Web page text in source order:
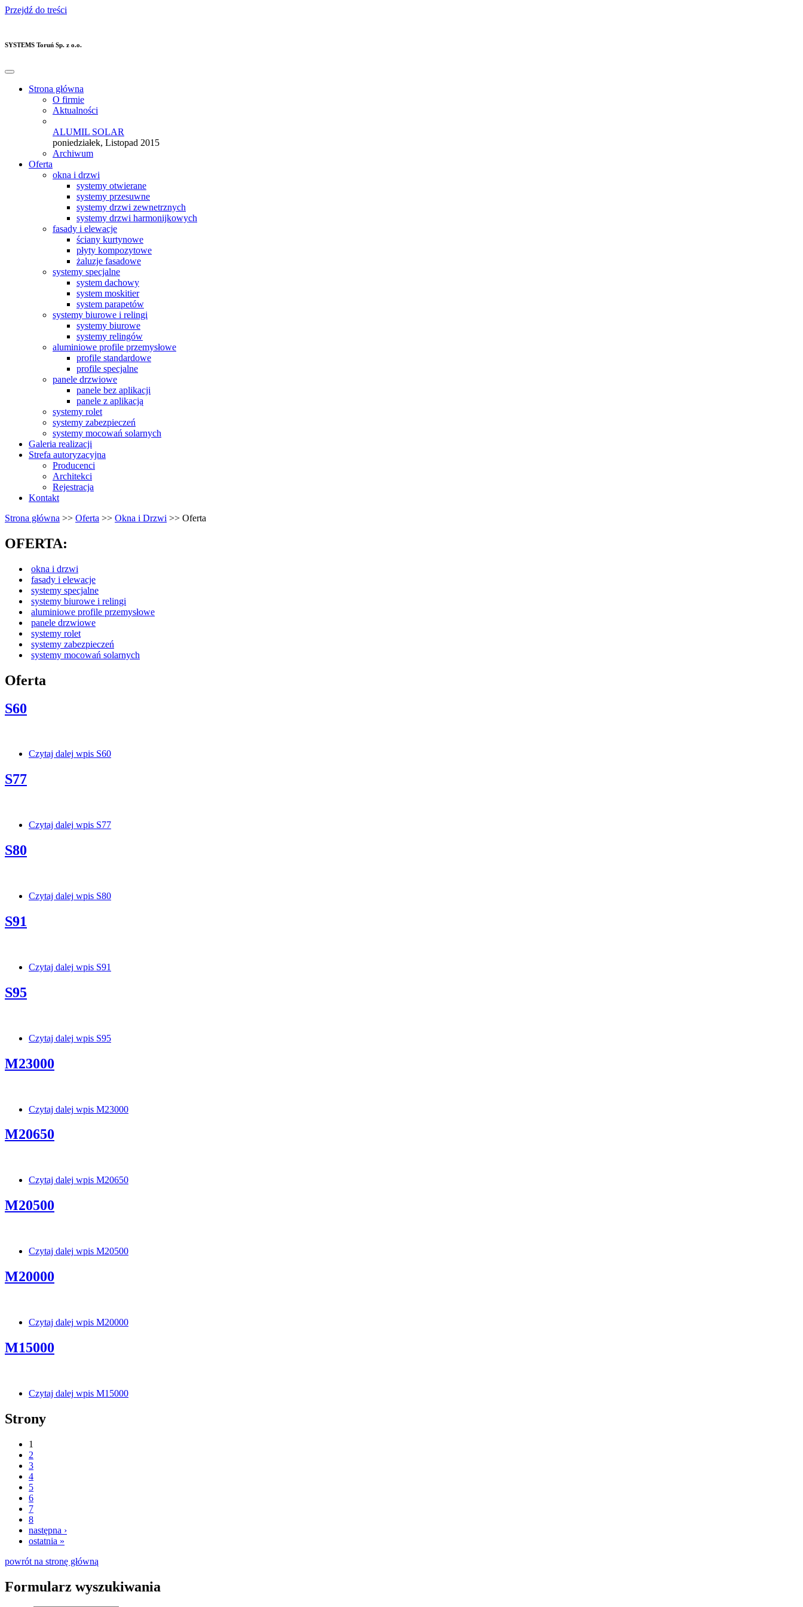
Przejdź do treści
SYSTEMS Toruń Sp. z o.o.
Strona główna
O firmie
Aktualności
ALUMIL SOLAR
poniedziałek, Listopad 2015
Archiwum
Oferta
okna i drzwi
systemy otwierane
systemy przesuwne
systemy drzwi zewnetrznych
systemy drzwi harmonijkowych
fasady i elewacje
ściany kurtynowe
płyty kompozytowe
żaluzje fasadowe
systemy specjalne
system dachowy
system moskitier
system parapetów
systemy biurowe i relingi
systemy biurowe
systemy relingów
aluminiowe profile przemysłowe
profile standardowe
profile specjalne
panele drzwiowe
panele bez aplikacji
panele z aplikacją
systemy rolet
systemy zabezpieczeń
systemy mocowań solarnych
Galeria realizacji
Strefa autoryzacyjna
Producenci
Architekci
Rejestracja
Kontakt
Strona główna >> Oferta >> Okna i Drzwi >> Oferta
OFERTA:
okna i drzwi
fasady i elewacje
systemy specjalne
systemy biurowe i relingi
aluminiowe profile przemysłowe
panele drzwiowe
systemy rolet
systemy zabezpieczeń
systemy mocowań solarnych
Oferta
S60
Czytaj dalej wpis S60
S77
Czytaj dalej wpis S77
S80
Czytaj dalej wpis S80
S91
Czytaj dalej wpis S91
S95
Czytaj dalej wpis S95
M23000
Czytaj dalej wpis M23000
M20650
Czytaj dalej wpis M20650
M20500
Czytaj dalej wpis M20500
M20000
Czytaj dalej wpis M20000
M15000
Czytaj dalej wpis M15000
Strony
1
2
3
4
5
6
7
8
następna ›
ostatnia »
powrót na stronę główną
Formularz wyszukiwania